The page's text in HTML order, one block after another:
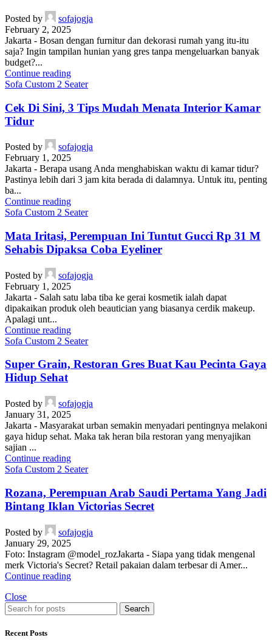
Posted by
sofajogja
February 2, 2025
Jakarta - Bosan dengan furnitur dan dekorasi rumah yang itu-itu
saja? Ingin tampilan hunian yang gres tanpa mengeluarkan banyak
budget?...
Continue reading
Sofa Custom 2 Seater
Cek Di Sini, 3 Tips Mudah Menata Interior Kamar
Tidur
Posted by
sofajogja
February 1, 2025
Jakarta - Berapa usang Anda menghabiskan waktu di kamar tidur?
Pastinya lebih dari 3 jam kita berada di dalamnya. Untuk itu, penting
ba...
Continue reading
Sofa Custom 2 Seater
Mata Iritasi, Perempuan Ini Tuntut Gucci Rp 31 M
Sehabis Dipaksa Coba Eyeliner
Posted by
sofajogja
February 1, 2025
Jakarta - Salah satu laba tiba ke gerai kosmetik ialah dapat
dipakaikan produk oleh beautician yang biasanya cerdik makeup.
Apalagi unt...
Continue reading
Sofa Custom 2 Seater
Super Grain, Restoran Gres Buat Kau Pecinta Gaya
Hidup Sehat
Posted by
sofajogja
January 31, 2025
Jakarta - Masyarakat urban semakin menyadari pentingnya melakoni
gaya hidup sehat. Maka tak heran bila restoran yang menyajikan
sajian ...
Continue reading
Sofa Custom 2 Seater
Rozana, Perempuan Arab Saudi Pertama Yang Jadi
Bintang Iklan Victorias Secret
Posted by
sofajogja
January 29, 2025
Foto: Instagram @model_rozJakarta - Siapa yang tidak mengenal
merk Victoria's Secret? Retail pakaian dalam terbesar di Amer...
Continue reading
Close
Search
Recent Posts